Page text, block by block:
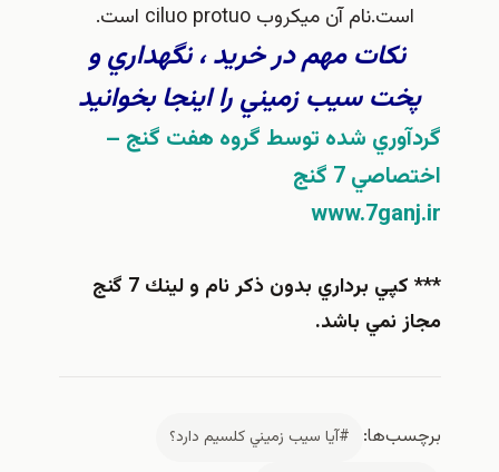
است.نام آن میكروب ciluo protuo است.
نكات مهم در خريد ، نگهداري و
پخت سيب زميني را اينجا بخوانيد
گردآوري شده توسط گروه هفت گنج –
اختصاصي 7 گنج
www.7ganj.ir
*** كپي برداري بدون ذكر نام و لينك 7 گنج
مجاز نمي باشد.
برچسب‌ها:
#آيا سيب زميني كلسيم دارد؟